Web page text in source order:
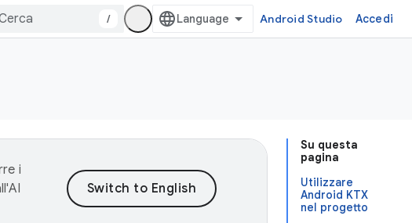
/ Android Studio Accedi
Su questa
pagina
Utilizzare
Android KTX
nel progetto
i